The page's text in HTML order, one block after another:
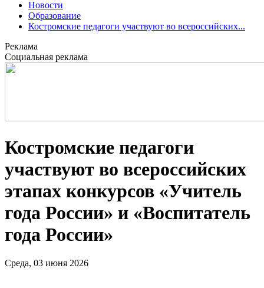
Новости
Образование
Костромские педагоги участвуют во всероссийских...
Реклама
Социальная реклама
Костромские педагоги
участвуют во всероссийских
этапах конкурсов «Учитель
года России» и «Воспитатель
года России»
Среда, 03 июня 2026